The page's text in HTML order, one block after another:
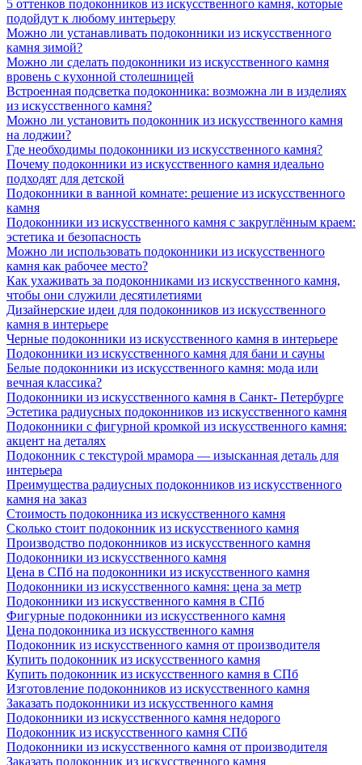
5 оттенков подоконников из искусственного камня, которые
подойдут к любому интерьеру
Можно ли устанавливать подоконники из искусственного
камня зимой?
Можно ли сделать подоконники из искусственного камня
вровень с кухонной столешницей
Встроенная подсветка подоконника: возможна ли в изделиях
из искусственного камня?
Можно ли установить подоконник из искусственного камня
на лоджии?
Где необходимы подоконники из искусственного камня?
Почему подоконники из искусственного камня идеально
подходят для детской
Подоконники в ванной комнате: решение из искусственного
камня
Подоконники из искусственного камня с закруглённым краем:
эстетика и безопасность
Можно ли использовать подоконники из искусственного
камня как рабочее место?
Как ухаживать за подоконниками из искусственного камня,
чтобы они служили десятилетиями
Дизайнерские идеи для подоконников из искусственного
камня в интерьере
Черные подоконники из искусственного камня в интерьере
Подоконники из искусственного камня для бани и сауны
Белые подоконники из искусственного камня: мода или
вечная классика?
Подоконники из искусственного камня в Санкт- Петербурге
Эстетика радиусных подоконников из искусственного камня
Подоконники с фигурной кромкой из искусственного камня:
акцент на деталях
Подоконник с текстурой мрамора — изысканная деталь для
интерьера
Преимущества радиусных подоконников из искусственного
камня на заказ
Стоимость подоконника из искусственного камня
Сколько стоит подоконник из искусственного камня
Производство подоконников из искусственного камня
Подоконники из искусственного камня
Цена в СПб на подоконники из искусственного камня
Подоконники из искусственного камня: цена за метр
Подоконники из искусственного камня в СПб
Фигурные подоконники из искусственного камня
Цена подоконника из искусственного камня
Подоконник из искусственного камня от производителя
Купить подоконник из искусственного камня
Купить подоконник из искусственного камня в СПб
Изготовление подоконников из искусственного камня
Заказать подоконники из искусственного камня
Подоконники из искусственного камня недорого
Подоконник из искусственного камня СПб
Подоконники из искусственного камня от производителя
Заказать подоконник из искусственного камня